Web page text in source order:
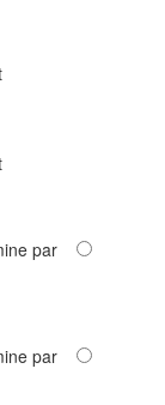
par
par